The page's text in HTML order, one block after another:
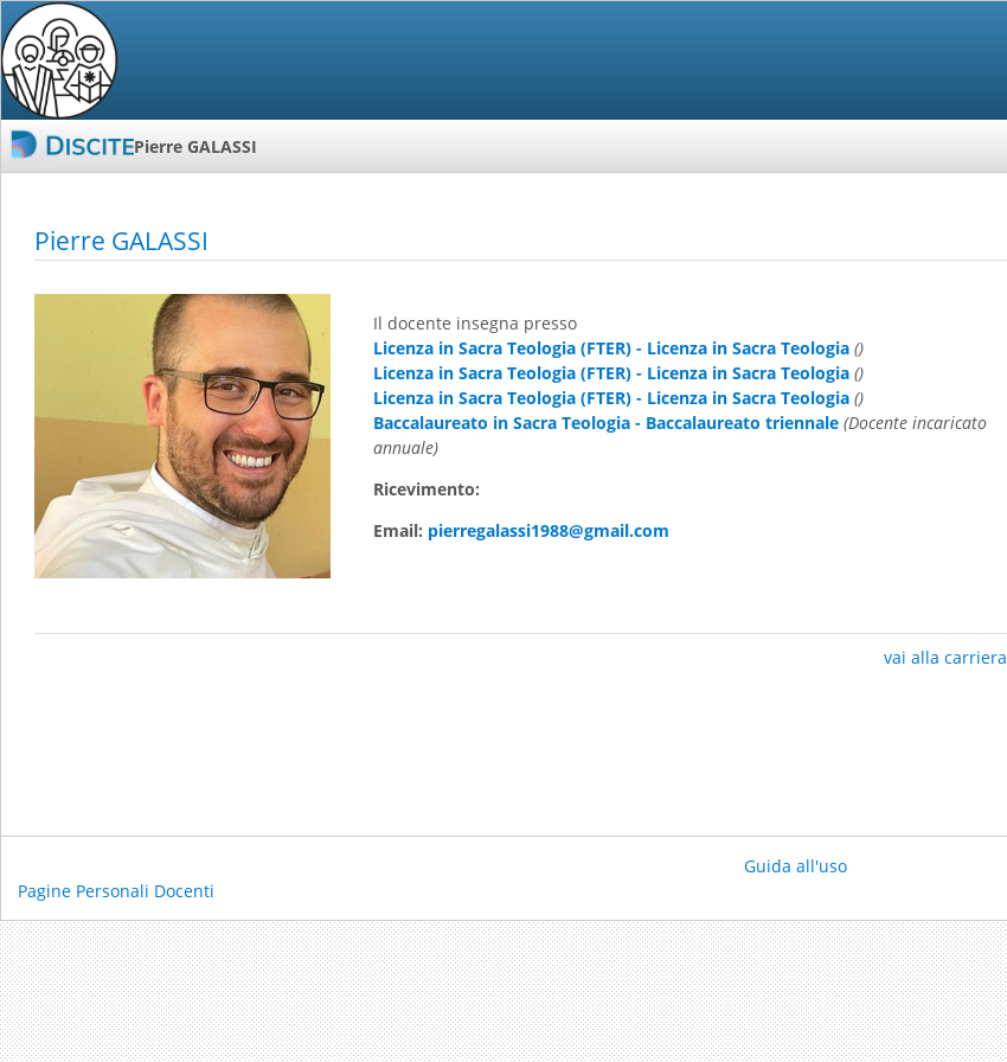
Pierre GALASSI
Pierre GALASSI
Il docente insegna presso
Licenza in Sacra Teologia (FTER) - Licenza in Sacra Teologia ()
Licenza in Sacra Teologia (FTER) - Licenza in Sacra Teologia ()
Licenza in Sacra Teologia (FTER) - Licenza in Sacra Teologia ()
Baccalaureato in Sacra Teologia - Baccalaureato triennale (Docente incaricato
annuale)
Ricevimento:
Email: pierregalassi1988@gmail.com
vai alla carriera
Pagine Personali Docenti
Guida all'uso